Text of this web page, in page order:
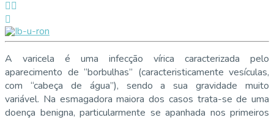
A varicela é uma infecção vírica caracterizada pelo
aparecimento de “borbulhas” (caracteristicamente vesículas,
com “cabeça de água”), sendo a sua gravidade muito
variável. Na esmagadora maiora dos casos trata-se de uma
doença benigna, particularmente se apanhada nos primeiros